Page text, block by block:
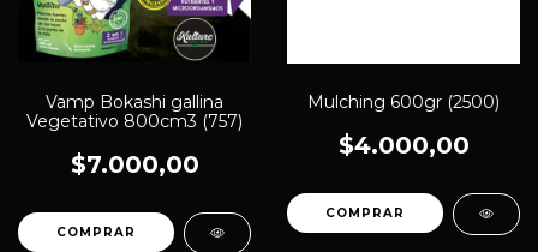
Vamp Bokashi gallina
Vegetativo 800cm3 (757)
$7.000,00
Mulching 600gr (2500)
$4.000,00